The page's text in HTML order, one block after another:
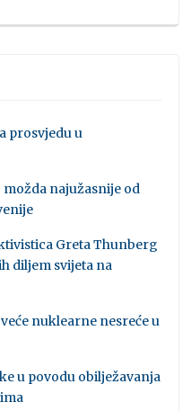
prosvjedu u
najužasnije od
Greta Thunberg
diljem svijeta na
nuklearne nesreće u
u povodu obilježavanja